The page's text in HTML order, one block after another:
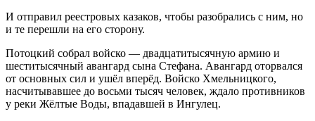
И отправил реестровых казаков, чтобы разобрались с ним, но
и те перешли на его сторону.
Потоцкий собрал войско — двадцатитысячную армию и
шеститысячный авангард сына Стефана. Авангард оторвался
от основных сил и ушёл вперёд. Войско Хмельницкого,
насчитывавшее до восьми тысяч человек, ждало противников
у реки Жёлтые Воды, впадавшей в Ингулец.